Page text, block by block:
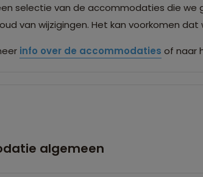
selectie van de accommodaties die we
van wijzigingen. Het kan voorkomen
info over de accommodaties of naar
algemeen